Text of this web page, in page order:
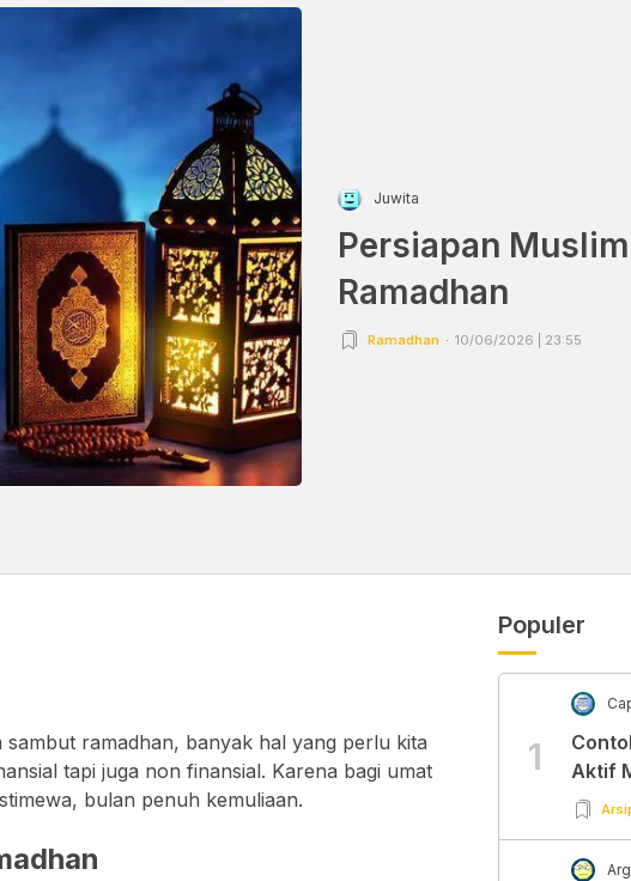
Juwita
Persiapan
Ramadhan
Ramadhan 10/06/2026 | 23:55
sambut ramadhan, banyak hal yang perlu kita
tapi juga non finansial. Karena bagi umat
bulan penuh kemuliaan.
Populer
1
Aktif